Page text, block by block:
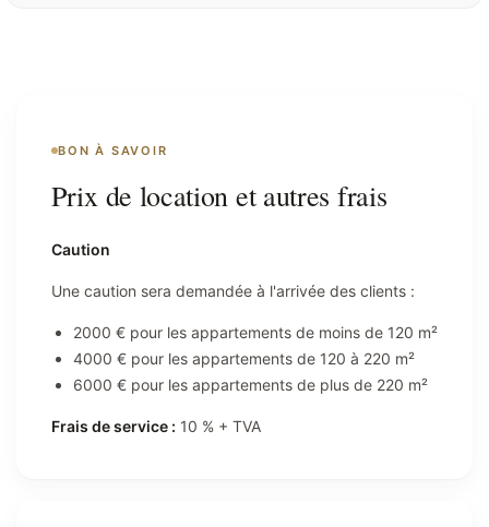
BON À SAVOIR
Prix de location et autres frais
Caution
Une caution sera demandée à l'arrivée des clients :
2000 € pour les appartements de moins de 120 m²
4000 € pour les appartements de 120 à 220 m²
6000 € pour les appartements de plus de 220 m²
Frais de service : 10 % + TVA